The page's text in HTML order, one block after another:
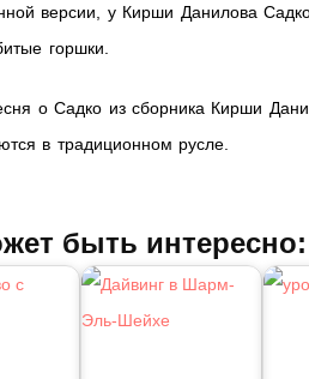
версии, у Кирши Данилова
горшки.
о Садко из сборника Кирши
в традиционном русле.
быть интересно: